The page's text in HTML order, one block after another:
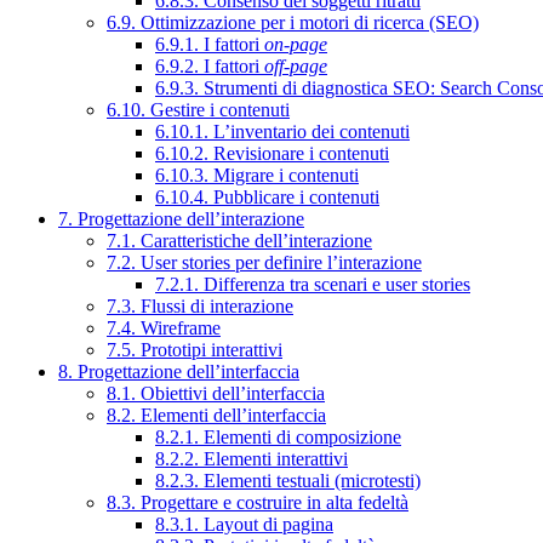
6.9. Ottimizzazione per i motori di ricerca (SEO)
6.9.1. I fattori on-page
6.9.2. I fattori off-page
6.9.3. Strumenti di diagnostica SEO: Search
6.10. Gestire i contenuti
6.10.1. L’inventario dei contenuti
6.10.2. Revisionare i contenuti
6.10.3. Migrare i contenuti
6.10.4. Pubblicare i contenuti
7. Progettazione dell’interazione
7.1. Caratteristiche dell’interazione
7.2. User stories per definire l’interazione
7.2.1. Differenza tra scenari e user stories
7.3. Flussi di interazione
7.4. Wireframe
7.5. Prototipi interattivi
8. Progettazione dell’interfaccia
8.1. Obiettivi dell’interfaccia
8.2. Elementi dell’interfaccia
8.2.1. Elementi di composizione
8.2.2. Elementi interattivi
8.2.3. Elementi testuali (microtesti)
8.3. Progettare e costruire in alta fedeltà
8.3.1. Layout di pagina